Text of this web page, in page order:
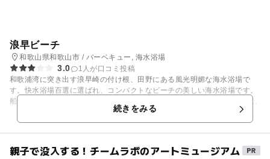
浪早ビーチ
和歌山県和歌山市 / バーベキュー, 海水浴場
3.0
1人が口コミ投稿
和歌浦湾に突き出す浪早崎の付け根、田野にある風光明媚な海水浴場で
す。快水浴場百選に選ばれ、コンパクトなビーチの美しい海水浴場です。
船をモチーフにした遊具・磯遊びやバーベキューが楽しめるため、家族連
て泳ぐことができます。幅広い年齢層の方が楽しめる海水浴場となってお
もできます。
続きをみる
親子で没入する！チームラボのアートミュージアム